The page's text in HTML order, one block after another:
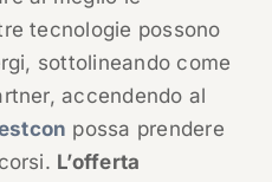
tecnologie possono
sottolineando come
accendendo al
possa prendere
L’offerta